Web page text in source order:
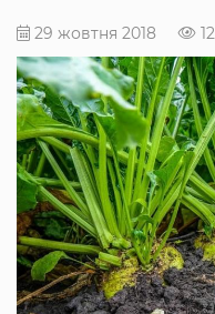
29 жовтня 2018